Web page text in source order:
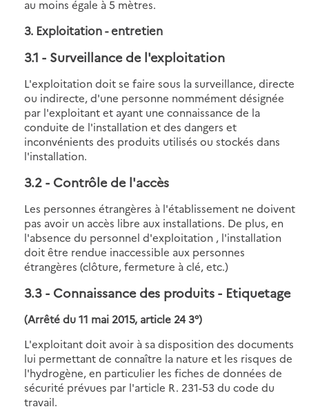
au moins égale à 5 mètres.
3. Exploitation - entretien
3.1 - Surveillance de l'exploitation
L'exploitation doit se faire sous la surveillance, directe
ou indirecte, d'une personne nommément désignée
par l'exploitant et ayant une connaissance de la
conduite de l'installation et des dangers et
inconvénients des produits utilisés ou stockés dans
l'installation.
3.2 - Contrôle de l'accès
Les personnes étrangères à l'établissement ne doivent
pas avoir un accès libre aux installations. De plus, en
l'absence du personnel d'exploitation , l'installation
doit être rendue inaccessible aux personnes
étrangères (clôture, fermeture à clé, etc.)
3.3 - Connaissance des produits - Etiquetage
(Arrêté du 11 mai 2015, article 24 3°)
L'exploitant doit avoir à sa disposition des documents
lui permettant de connaître la nature et les risques de
l'hydrogène, en particulier les fiches de données de
sécurité prévues par l'article R. 231-53 du code du
travail.